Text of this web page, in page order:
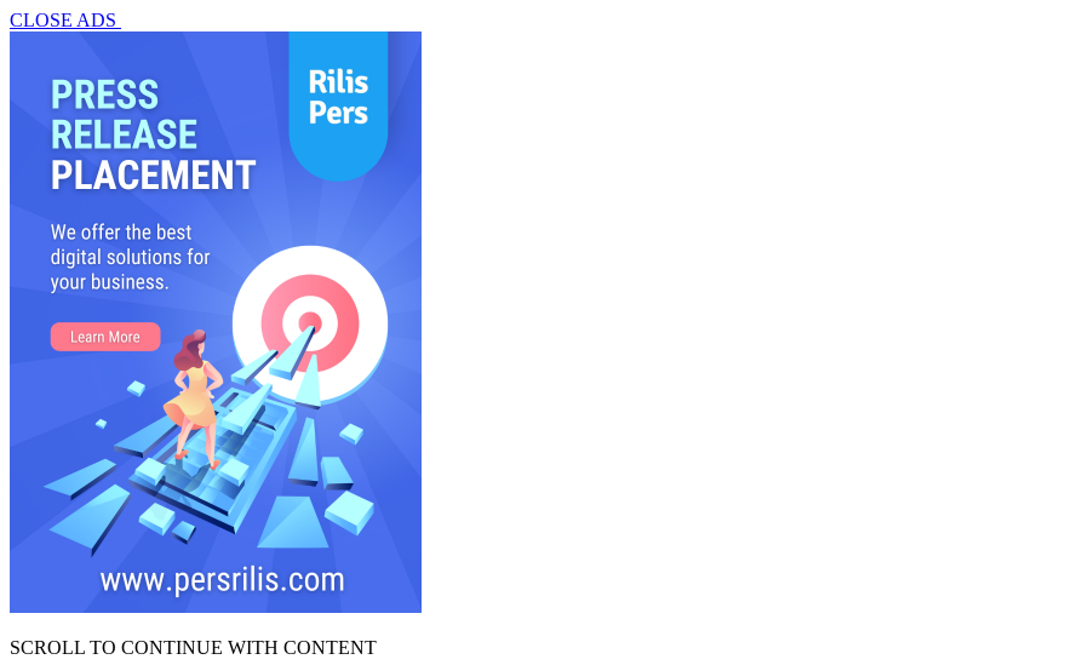
CLOSE ADS
SCROLL TO CONTINUE WITH CONTENT